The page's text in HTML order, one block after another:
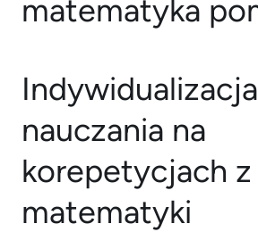
Indywidualizacja
nauczania na
korepetycjach z
matematyki